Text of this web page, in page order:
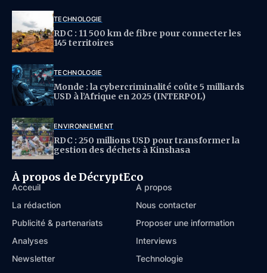
TECHNOLOGIE
RDC : 11 500 km de fibre pour connecter les
145 territoires
TECHNOLOGIE
Monde : la cybercriminalité coûte 5 milliards
USD à l’Afrique en 2025 (INTERPOL)
ENVIRONNEMENT
RDC : 250 millions USD pour transformer la
gestion des déchets à Kinshasa
À propos de DécryptEco
Acceuil
À propos
La rédaction
Nous contacter
Publicité & partenariats
Proposer une information
Analyses
Interviews
Newsletter
Technologie